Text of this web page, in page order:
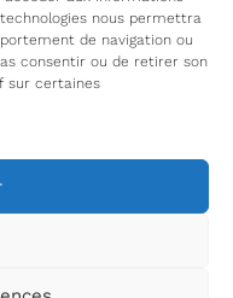
nous permettra
de navigation ou
consentir ou de retirer son
sur certaines
du